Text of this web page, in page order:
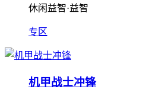
休闲益智·益智
专区
机甲战士冲锋